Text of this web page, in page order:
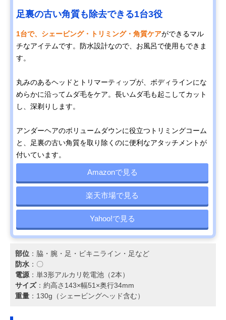
足裏の古い角質も除去できる1台3役
1台で、シェービング・トリミング・角質ケアができるマル
チなアイテムです。防水設計なので、お風呂で使用もできま
す。
丸みのあるヘッドとトリマーティップが、ボディラインにな
めらかに沿ってムダ毛をケア。長いムダ毛も起こしてカット
し、深剃りします。
アンダーヘアのボリュームダウンに役立つトリミングコーム
と、足裏の古い角質を取り除くのに便利なアタッチメントが
付いています。
Amazonで見る
楽天市場で見る
Yahoo!で見る
部位 ：脇・腕・足・ビキニライン・足など
防水 ：〇
電源：単3形アルカリ乾電池（2本）
サイズ：約高さ143×幅51×奥行34mm
重量 ：130g（シェービングヘッド含む）